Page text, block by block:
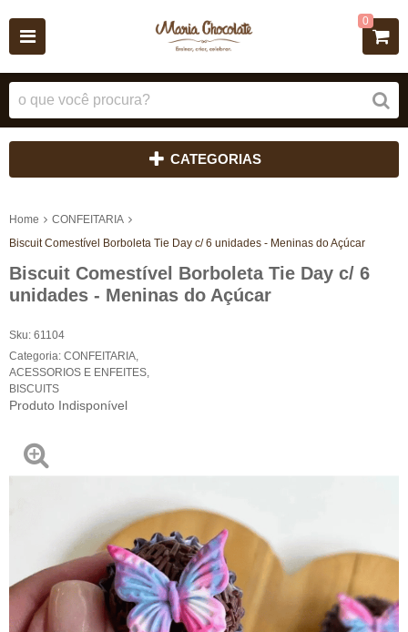
0
CATEGORIAS
Home
CONFEITARIA
Biscuit Comestível Borboleta Tie Day c/ 6 unidades - Meninas do Açúcar
Biscuit Comestível Borboleta Tie Day c/ 6
unidades - Meninas do Açúcar
Sku: 61104
Categoria: CONFEITARIA
ACESSORIOS E ENFEITES
BISCUITS
Produto Indisponível